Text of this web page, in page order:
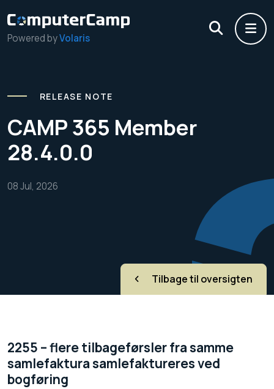
Powered byVolaris
RELEASE NOTE
CAMP 365 Member
28.4.0.0
08 Jul, 2026
Tilbage til oversigten
2255 – flere tilbageførsler fra samme
samlefaktura samlefaktureres ved
bogføring